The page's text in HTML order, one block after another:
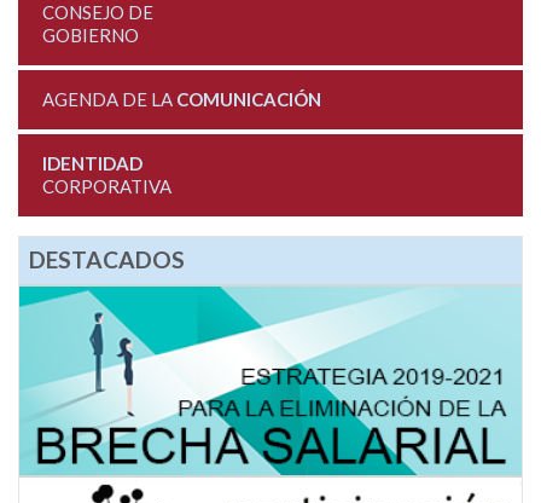
CONSEJO DE
GOBIERNO
AGENDA DE LA COMUNICACIÓN
IDENTIDAD
CORPORATIVA
DESTACADOS